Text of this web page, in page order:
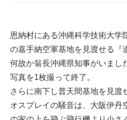
恩納村にある沖縄科学技術大学
の嘉手納空軍基地を見渡せる『
何故か翁長沖縄県知事がいまし
写真を1枚撮って終了。
さらに南下し普天間基地を見渡
オスプレイの騒音は、大阪伊丹